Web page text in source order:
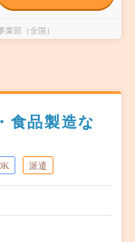
部（全国）
食品製造な
派遣